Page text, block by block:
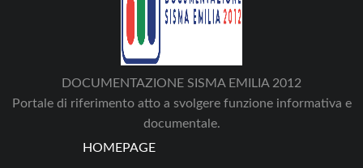
DOCUMENTAZIONE SISMA EMILIA 2012
Portale di riferimento atto a svolgere funzione informativa e
documentale.
HOMEPAGE